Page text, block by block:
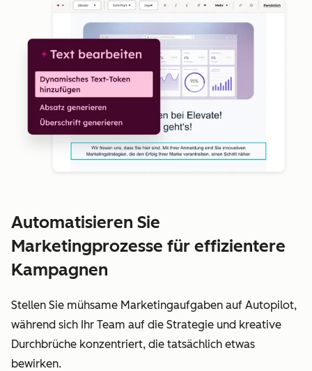
Automatisieren Sie
Marketingprozesse für effizientere
Kampagnen
Stellen Sie mühsame Marketingaufgaben auf Autopilot,
während sich Ihr Team auf die Strategie und kreative
Durchbrüche konzentriert, die tatsächlich etwas
bewirken.